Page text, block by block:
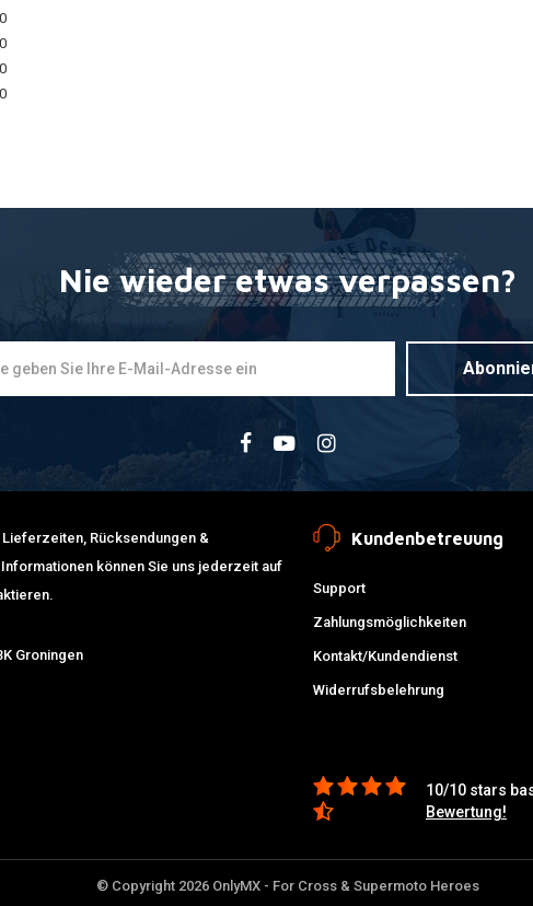
0
0
0
0
Nie wieder etwas verpassen?
Rücksendungen &
können Sie uns jederzeit auf
Groningen
Kundenbetreuung
Support
Zahlungsmöglichkeiten
Kontakt/Kundendienst
Widerrufsbelehrung
10/10 stars
Bewertung!
© Copyright 2026 OnlyMX - For Cross & Supermoto Heroes